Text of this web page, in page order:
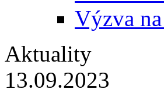
Výzva
Aktuality
13.09.2023